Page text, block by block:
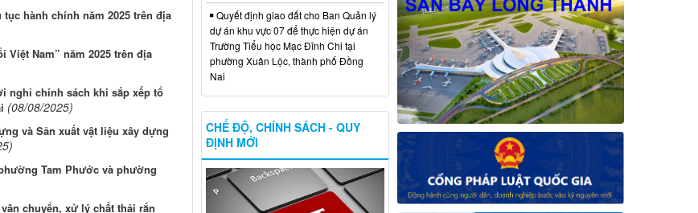
hành chính năm 2025 trên địa
Nam” năm 2025 trên địa
nghỉ chính sách khi sắp xếp tổ
(08/08/2025)
và Sản xuất vật liệu xây dựng
Tam Phước và phường
chuyển, xử lý chất thải rắn
Quyết định giao đất cho Ban Quản lý
dự án khu vực 07 để thực hiện dự án
Trường Tiểu học Mạc Đĩnh Chi tại
phường Xuân Lộc, thành phố Đồng
Nai
CHẾ ĐỘ, CHÍNH SÁCH - QUY
ĐỊNH MỚI